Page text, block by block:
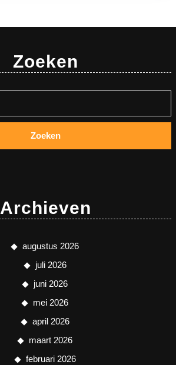
Zoeken
Archieven
augustus 2026
juli 2026
juni 2026
mei 2026
april 2026
maart 2026
februari 2026